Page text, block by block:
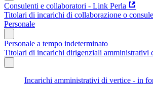
Consulenti e collaboratori - Link Perla
Titolari di incarichi di collaborazione o
Personale
Personale a tempo indeterminato
Titolari di incarichi dirigenziali amministrativi
Incarichi amministrativi di vertice - in